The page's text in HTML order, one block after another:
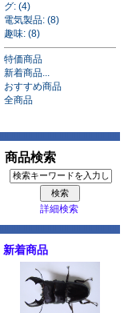
グ: (4)
電気製品: (8)
趣味: (8)
特価商品
新着商品...
おすすめ商品
全商品
商品検索
詳細検索
新着商品